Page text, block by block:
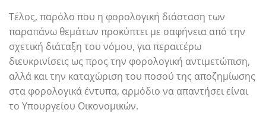
Τέλος, παρόλο που η φορολογική διάσταση των
παραπάνω θεμάτων προκύπτει με σαφήνεια από την
σχετική διάταξη του νόμου, για περαιτέρω
διευκρινίσεις ως προς την φορολογική αντιμετώπιση,
αλλά και την καταχώριση του ποσού της αποζημίωσης
στα φορολογικά έντυπα, αρμόδιο να απαντήσει είναι
το Υπουργείου Οικονομικών.